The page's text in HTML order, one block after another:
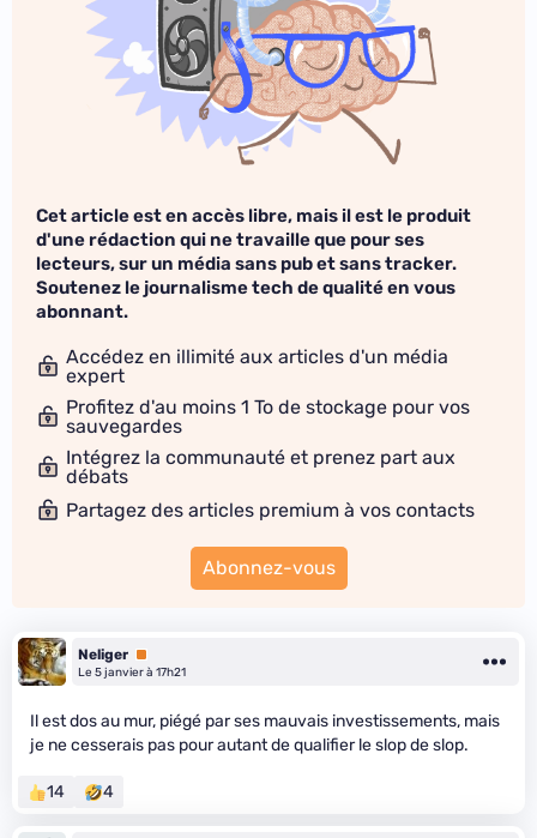
Cet article est en accès libre, mais il est le produit
d'une rédaction qui ne travaille que pour ses
lecteurs, sur un média sans pub et sans tracker.
Soutenez le journalisme tech de qualité en vous
abonnant.
Accédez en illimité aux articles d'un média
expert
Profitez d'au moins 1 To de stockage pour vos
sauvegardes
Intégrez la communauté et prenez part aux
débats
Partagez des articles premium à vos contacts
Abonnez-vous
Neliger Premium
Le 5 janvier à 17h21
Il est dos au mur, piégé par ses mauvais investissements, mais
je ne cesserais pas pour autant de qualifier le slop de slop.
14 4